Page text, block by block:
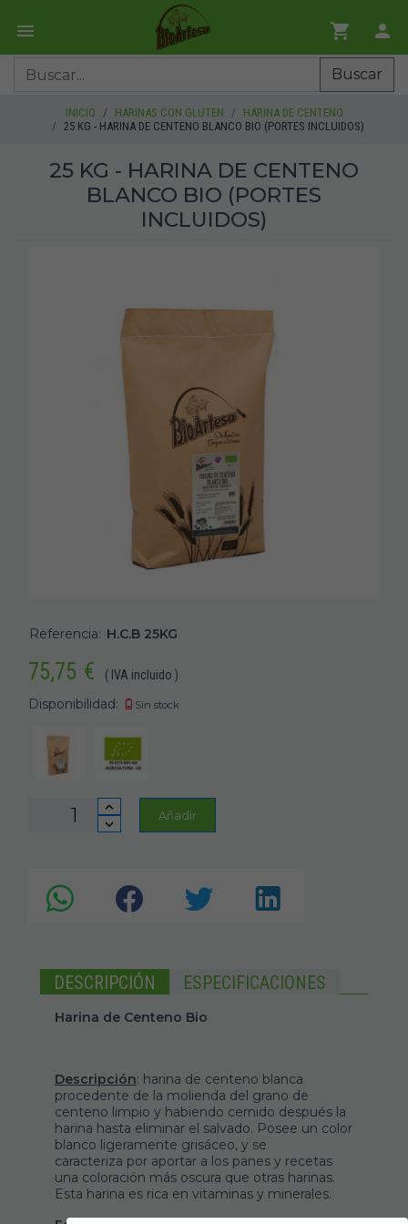
Buscar
INICIO HARINAS CON GLUTEN
HARINA DE CENTENO
25 KG - HARINA DE CENTENO BLANCO BIO (PORTES INCLUIDOS)
25 KG - HARINA DE CENTENO
BLANCO BIO (PORTES
INCLUIDOS)
Referencia: H.C.B 25KG
75,75 € ( IVA incluido )
Disponibilidad: Sin stock
Añadir
DESCRIPCIÓN ESPECIFICACIONES
Harina de Centeno Bio
Descripción: harina de centeno blanca
procedente de la molienda del grano de
centeno limpio y habiendo cernido después la
harina hasta eliminar el salvado. Posee un color
blanco ligeramente grisáceo, y se
caracteriza por aportar a los panes y recetas
una coloración más oscura que otras harinas.
Esta harina es rica en vitaminas y minerales.